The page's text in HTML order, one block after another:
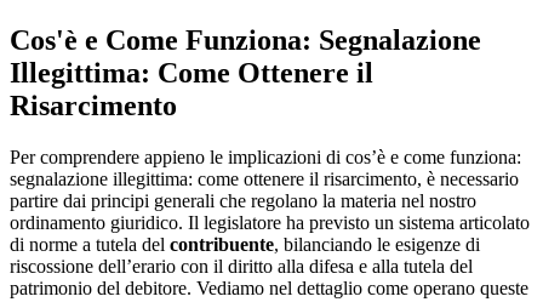
Cos'è e Come Funziona: Segnalazione
Illegittima: Come Ottenere il
Risarcimento
Per comprendere appieno le implicazioni di cos’è e come funziona:
segnalazione illegittima: come ottenere il risarcimento, è necessario
partire dai principi generali che regolano la materia nel nostro
ordinamento giuridico. Il legislatore ha previsto un sistema articolato
di norme a tutela del contribuente, bilanciando le esigenze di
riscossione dell’erario con il diritto alla difesa e alla tutela del
patrimonio del debitore. Vediamo nel dettaglio come operano queste